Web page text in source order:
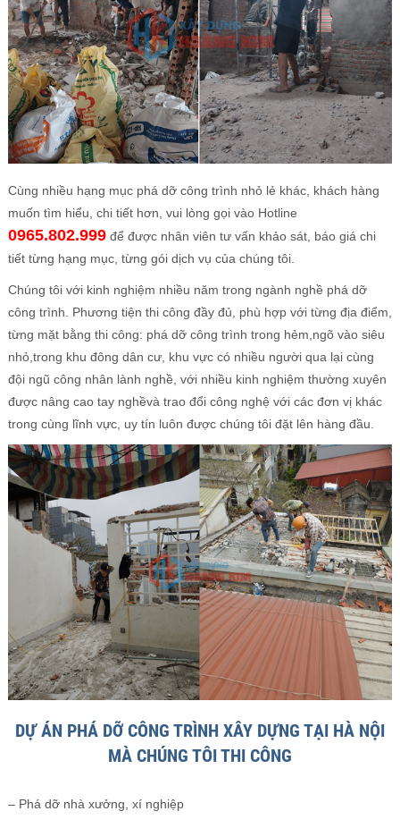
Cùng nhiều hạng mục phá dỡ công trình nhỏ lẻ khác, khách hàng
muốn tìm hiểu, chi tiết hơn, vui lòng gọi vào Hotline
0965.802.999để được nhân viên tư vấn khảo sát, báo giá chi
tiết từng hạng mục, từng gói dịch vụ của chúng tôi.
Chúng tôi với kinh nghiệm nhiều năm trong ngành nghề phá dỡ
công trình. Phương tiện thi công đầy đủ, phù hợp với từng địa điểm,
từng mặt bằng thi công: phá dỡ công trình trong hẻm,ngõ vào siêu
nhỏ,trong khu đông dân cư, khu vực có nhiều người qua lại cùng
đội ngũ công nhân lành nghề, với nhiều kinh nghiệm thường xuyên
được nâng cao tay nghềvà trao đổi công nghệ với các đơn vị khác
trong cùng lĩnh vực, uy tín luôn được chúng tôi đặt lên hàng đầu.
DỰ ÁN PHÁ DỠ CÔNG TRÌNH XÂY DỰNG TẠI HÀ NỘI
MÀ CHÚNG TÔI THI CÔNG
– Phá dỡ nhà xưởng, xí nghiệp